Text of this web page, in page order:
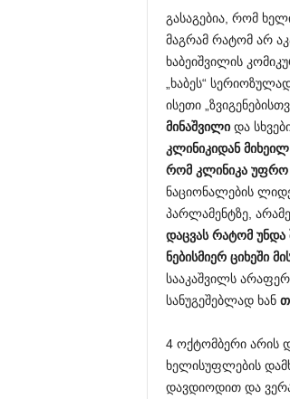
გასაგებია, რომ
მაგრამ რატომ არ
ხაბეიშვილის
„ხაბეს“
ისეთი
მინაშვილიდა
კლინიკიდან
რომ კლინიკა უფრო
ნაციონალების
პარლამენტზე,
დაცვას რატომ უნდა
ნებისმიერ ციხეში
სააკაშვილს
სანუგეშებლად ხან
4 ოქტომბერი არის
ხელისუფლების
დავდიოდით და